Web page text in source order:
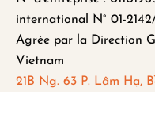
international N° 01-
Agrée par la Direction
Vietnam
21B Ng. 63 P. Lâm Hạ,